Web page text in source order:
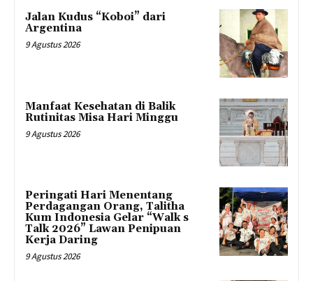
Jalan Kudus “Koboi” dari
Argentina
9 Agustus 2026
Manfaat Kesehatan di Balik
Rutinitas Misa Hari Minggu
9 Agustus 2026
Peringati Hari Menentang
Perdagangan Orang, Talitha
Kum Indonesia Gelar “Walk s
Talk 2026” Lawan Penipuan
Kerja Daring
9 Agustus 2026